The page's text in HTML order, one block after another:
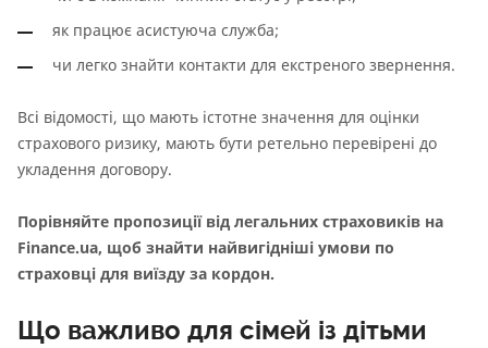
як працює асистуюча служба;
чи легко знайти контакти для екстреного звернення.
Всі відомості, що мають істотне значення для оцінки
страхового ризику, мають бути ретельно перевірені до
укладення договору.
Порівняйте пропозиції від легальних страховиків на
Finance.ua, щоб знайти найвигідніші умови по
страховці для виїзду за кордон.
Що важливо для сімей із дітьми